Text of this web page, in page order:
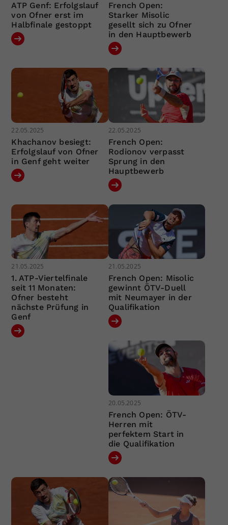
ATP Genf: Erfolgslauf
von Ofner erst im
Halbfinale gestoppt
French Open:
Starker Misolic
gesellt sich zu Ofner
in den Hauptbewerb
22.05.2025
Khachanov besiegt:
Erfolgslauf von Ofner
in Genf geht weiter
22.05.2025
French Open:
Rodionov verpasst
Sprung in den
Hauptbewerb
21.05.2025
1. ATP-Viertelfinale
seit 11 Monaten:
Ofner besteht
nächste Prüfung in
Genf
21.05.2025
French Open: Misolic
gewinnt ÖTV-Duell
mit Neumayer in der
Qualifikation
20.05.2025
French Open: ÖTV-
Herren mit
perfektem Start in
die Qualifikation